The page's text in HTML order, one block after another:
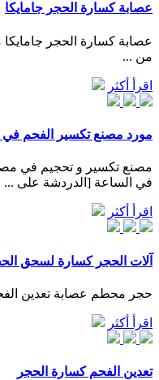
عصابة كسارة الحجر جامايكا
عصابة كسارة الحجر
من ...
اقرأ أكثر
مورد مصنع تكسير الفحم
في الساعة [الدردشة على ...
اقرأ أكثر
آلات الحجر كسارة لسحق
حجر محطم عصابة تعدين
اقرأ أكثر
تعدين الفحم كسارة الحجر